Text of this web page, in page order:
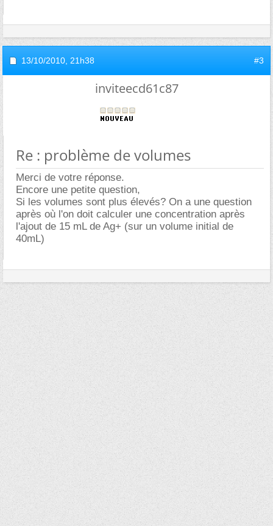
13/10/2010, 21h38 #3
inviteecd61c87
Re : problème de volumes
Merci de votre réponse.
Encore une petite question,
Si les volumes sont plus élevés? On a une question
après où l'on doit calculer une concentration après
l'ajout de 15 mL de Ag+ (sur un volume initial de
40mL)